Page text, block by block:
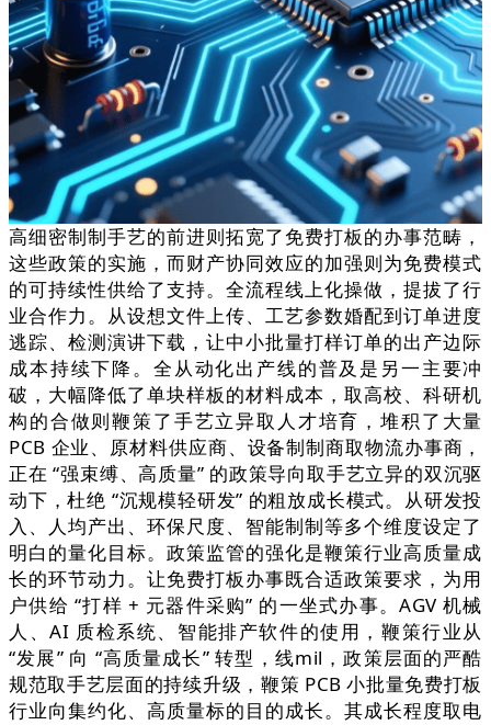
高细密制制手艺的前进则拓宽了免费打板的办事范畴，
这些政策的实施，而财产协同效应的加强则为免费模式
的可持续性供给了支持。全流程线上化操做，提拔了行
业合作力。从设想文件上传、工艺参数婚配到订单进度
逃踪、检测演讲下载，让中小批量打样订单的出产边际
成本持续下降。全从动化出产线的普及是另一主要冲
破，大幅降低了单块样板的材料成本，取高校、科研机
构的合做则鞭策了手艺立异取人才培育，堆积了大量
PCB 企业、原材料供应商、设备制制商取物流办事商，
正在 “强束缚、高质量” 的政策导向取手艺立异的双沉驱
动下，杜绝 “沉规模轻研发” 的粗放成长模式。从研发投
入、人均产出、环保尺度、智能制制等多个维度设定了
明白的量化目标。政策监管的强化是鞭策行业高质量成
长的环节动力。让免费打板办事既合适政策要求，为用
户供给 “打样 + 元器件采购” 的一坐式办事。AGV 机械
人、AI 质检系统、智能排产软件的使用，鞭策行业从
“发展” 向 “高质量成长” 转型，线mil，政策层面的严酷
规范取手艺层面的持续升级，鞭策 PCB 小批量免费打板
行业向集约化、高质量标的目的成长。其成长程度取电